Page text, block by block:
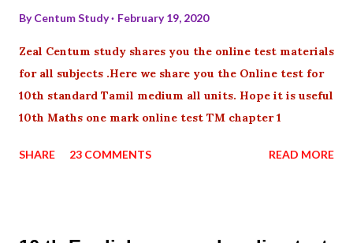
ByCentum Study February 19, 2020
Zeal Centum study shares you the online test materials
for all subjects .Here we share you the Online test for
10th standard Tamil medium all units. Hope it is useful
10th Maths one mark online test TM chapter 1
SHARE 23 COMMENTS READ MORE